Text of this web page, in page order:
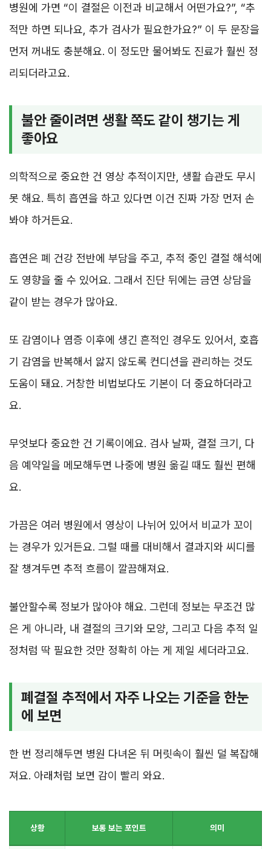
병원에 가면 “이 결절은 이전과 비교해서 어떤가요?”, “추
적만 하면 되나요, 추가 검사가 필요한가요?” 이 두 문장을
먼저 꺼내도 충분해요. 이 정도만 물어봐도 진료가 훨씬 정
리되더라고요.
불안 줄이려면 생활 쪽도 같이 챙기는 게
좋아요
의학적으로 중요한 건 영상 추적이지만, 생활 습관도 무시
못 해요. 특히 흡연을 하고 있다면 이건 진짜 가장 먼저 손
봐야 하거든요.
흡연은 폐 건강 전반에 부담을 주고, 추적 중인 결절 해석에
도 영향을 줄 수 있어요. 그래서 진단 뒤에는 금연 상담을
같이 받는 경우가 많아요.
또 감염이나 염증 이후에 생긴 흔적인 경우도 있어서, 호흡
기 감염을 반복해서 앓지 않도록 컨디션을 관리하는 것도
도움이 돼요. 거창한 비법보다도 기본이 더 중요하더라고
요.
무엇보다 중요한 건 기록이에요. 검사 날짜, 결절 크기, 다
음 예약일을 메모해두면 나중에 병원 옮길 때도 훨씬 편해
요.
가끔은 여러 병원에서 영상이 나뉘어 있어서 비교가 꼬이
는 경우가 있거든요. 그럴 때를 대비해서 결과지와 씨디를
잘 챙겨두면 추적 흐름이 깔끔해져요.
불안할수록 정보가 많아야 해요. 그런데 정보는 무조건 많
은 게 아니라, 내 결절의 크기와 모양, 그리고 다음 추적 일
정처럼 딱 필요한 것만 정확히 아는 게 제일 세더라고요.
폐결절 추적에서 자주 나오는 기준을 한눈
에 보면
한 번 정리해두면 병원 다녀온 뒤 머릿속이 훨씬 덜 복잡해
져요. 아래처럼 보면 감이 빨리 와요.
상황 보통 보는 포인트 의미